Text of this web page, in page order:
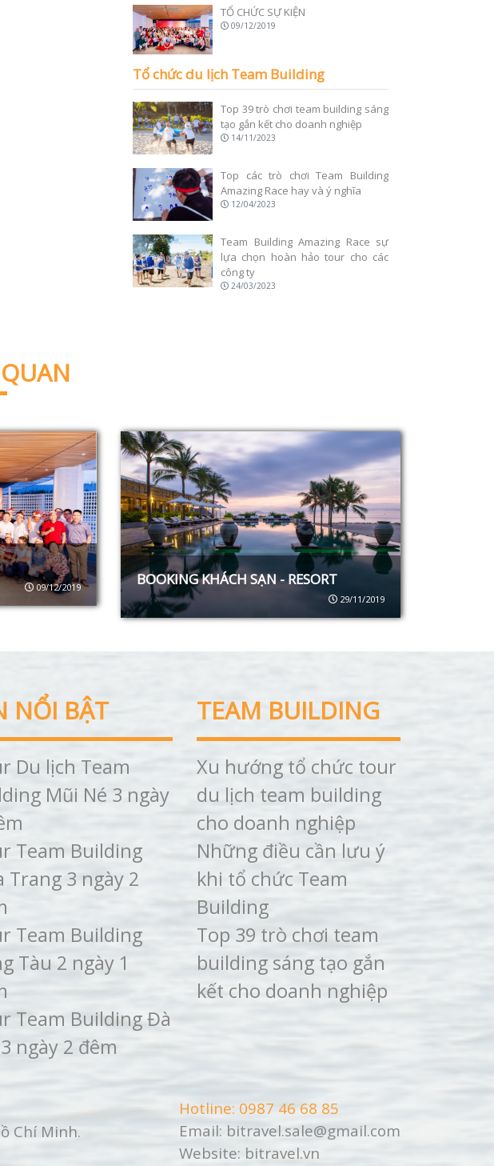
TỔ CHỨC SỰ KIỆN
09/12/2019
Tổ chức du lịch Team Building
Top 39 trò chơi team building sáng
tạo gắn kết cho doanh nghiệp
14/11/2023
Top các trò chơi Team Building
Amazing Race hay và ý nghĩa
12/04/2023
Team Building Amazing Race sự
lựa chọn hoàn hảo tour cho các
công ty
24/03/2023
09/12/2019 BOOKING KHÁCH SẠN - RESORT
29/11/2019
NỔI BẬT
Du lịch Team
Mũi Né 3 ngày
Team Building
Trang 3 ngày 2
Team Building
Tàu 2 ngày 1
Team Building Đà
ngày 2 đêm
TEAM BUILDING
Xu hướng tổ chức tour
du lịch team building
cho doanh nghiệp
Những điều cần lưu ý
khi tổ chức Team
Building
Top 39 trò chơi team
building sáng tạo gắn
kết cho doanh nghiệp
Chí Minh.
Hotline: 0987 46 68 85
Email: bitravel.sale@gmail.com
Website: bitravel.vn